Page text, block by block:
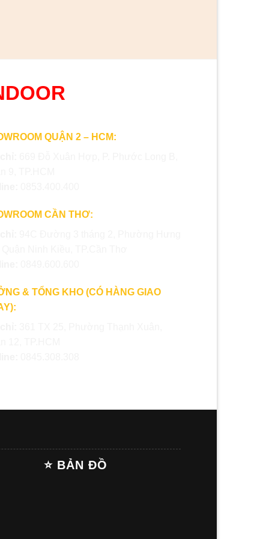
QUẬN 2 – HCM:
CẦN THƠ:
& TỔNG KHO (CÓ HÀNG GIAO
⭐ BẢN ĐỒ